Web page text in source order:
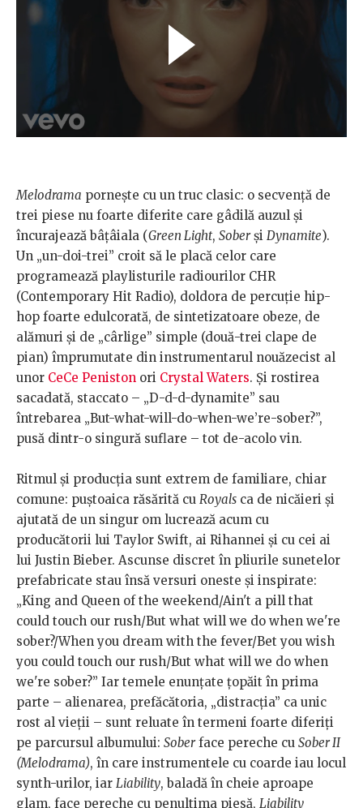
Melodrama pornește cu un truc clasic: o secvență de
trei piese nu foarte diferite care gâdilă auzul și
încurajează bâțâiala (Green Light, Soberși Dynamite).
Un „un-doi-trei” croit să le placă celor care
programează playlisturile radiourilor CHR
(Contemporary Hit Radio), doldora de percuție hip-
hop foarte edulcorată, de sintetizatoare obeze, de
alămuri și de „cârlige” simple (două-trei clape de
pian) împrumutate din instrumentarul nouăzecist al
unor CeCe Peniston ori Crystal Waters. Și rostirea
sacadată, staccato – „D-d-d-dynamite” sau
întrebarea „But-what-will-do-when-we’re-sober?”,
pusă dintr-o singură suflare – tot de-acolo vin.
Ritmul și producția sunt extrem de familiare, chiar
comune: puștoaica răsărită cu Royals ca de nicăieri și
ajutată de un singur om lucrează acum cu
producătorii lui Taylor Swift, ai Rihannei și cu cei ai
lui Justin Bieber. Ascunse discret în pliurile sunetelor
prefabricate stau însă versuri oneste și inspirate:
„King and Queen of the weekend/Ain't a pill that
could touch our rush/But what will we do when we're
sober?/When you dream with the fever/Bet you wish
you could touch our rush/But what will we do when
we're sober?” Iar temele enunțate țopăit în prima
parte – alienarea, prefăcătoria, „distracția” ca unic
rost al vieții – sunt reluate în termeni foarte diferiți
pe parcursul albumului: Soberface pereche cu Sober II
(Melodrama), în care instrumentele cu coarde iau locul
synth-urilor, iar Liability, baladă în cheie aproape
glam, face pereche cu penultima piesă, Liability